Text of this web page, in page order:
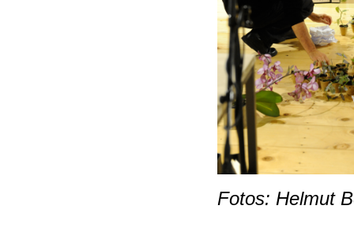
Fotos: Helmut